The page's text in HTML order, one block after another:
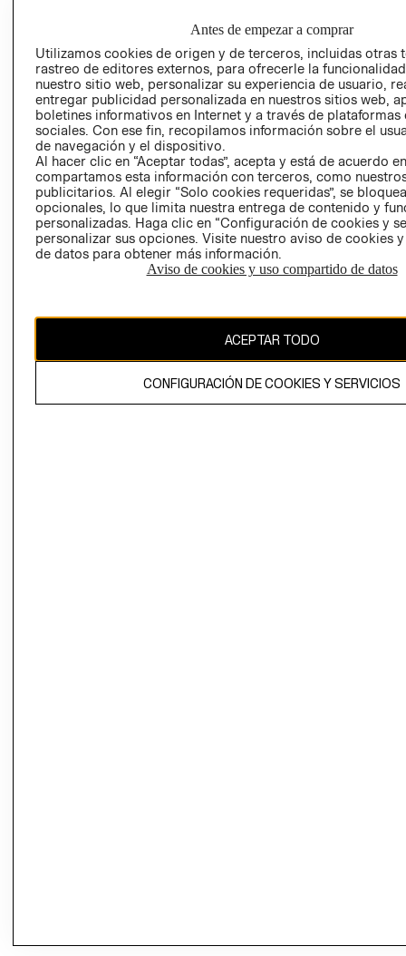
RELACIÓN CON
INVERSONISTAS
POLÍTICA
EMPRESARIAL
TÉRMINOS Y
CONDICIONES
AVISO DE
PRIVACIDAD
GIFT CARD
COOKIES
LIBRO DE
CAMBIAR REGIÓN
Antes de empezar a comprar
Utilizamos cookies de origen y de terceros, incluidas otras
rastreo de editores externos, para ofrecerle la
nuestro sitio web, personalizar su experiencia de usuario,
entregar publicidad personalizada en nuestros sitios web,
boletines informativos en Internet y a través de plataformas
sociales. Con ese fin, recopilamos información sobre el
de navegación y el dispositivo.
Al hacer clic en “Aceptar todas”, acepta y está de acuerdo
compartamos esta información con terceros, como
publicitarios. Al elegir “Solo cookies requeridas”, se
opcionales, lo que limita nuestra entrega de contenido y
personalizadas. Haga clic en “Configuración de cookies y
personalizar sus opciones. Visite nuestro aviso de cookies
de datos para obtener más información.
Aviso de cookies y uso compartido de datos
ACEPTAR TODO
CONFIGURACIÓN DE COOKIES Y SERVICIOS